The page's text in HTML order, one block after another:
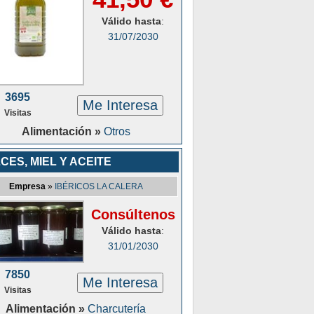
Válido hasta:
31/07/2030
3695
Visitas Me Interesa
Alimentación » Otros
MIEL Y ACEITE
Empresa» IBÉRICOS LA CALERA
Consúltenos
Válido hasta:
31/01/2030
7850
Visitas Me Interesa
Alimentación » Charcutería